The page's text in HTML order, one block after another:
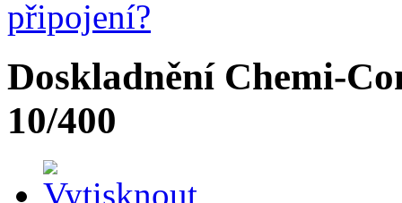
Doskladnění Chemi-
10/400